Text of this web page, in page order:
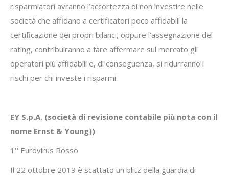
risparmiatori avranno l’accortezza di non investire nelle
società che affidano a certificatori poco affidabili la
certificazione dei propri bilanci, oppure l’assegnazione del
rating, contribuiranno a fare affermare sul mercato gli
operatori più affidabili e, di conseguenza, si ridurranno i
rischi per chi investe i risparmi.
EY S.p.A. (società di revisione contabile più nota con il
nome Ernst & Young))
1° Eurovirus Rosso
Il 22 ottobre 2019 è scattato un blitz della guardia di